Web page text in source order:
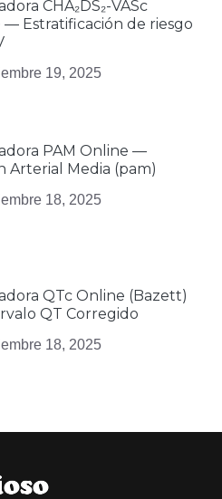
CHA₂DS₂-VASc
— Estratificación de riesgo
19, 2025
PAM Online —
Arterial Media (pam)
18, 2025
QTc Online (Bazett)
QT Corregido
18, 2025